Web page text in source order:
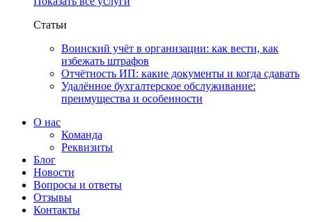
Статьи
Воинский учёт в организации: как вести, как
избежать штрафов
Отчётность ИП: какие документы и когда сдавать
Удалённое бухгалтерское обслуживание:
преимущества и особенности
О нас
Команда
Реквизиты
Блог
Новости
Вопросы и ответы
Отзывы
Контакты